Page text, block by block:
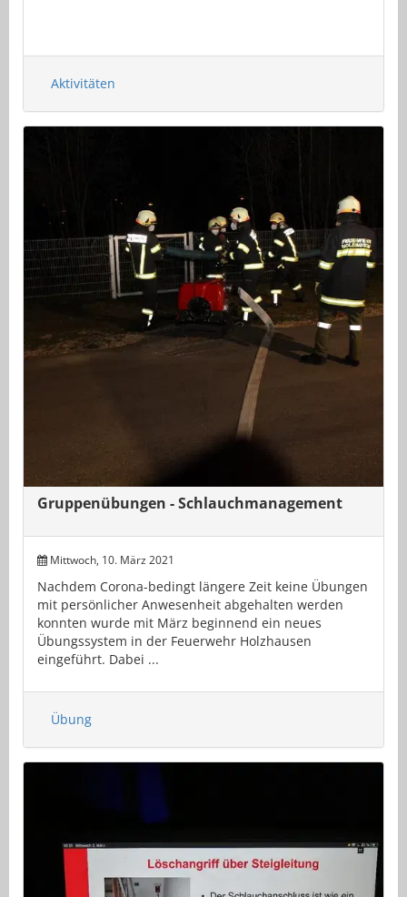
Aktivitäten
Gruppenübungen - Schlauchmanagement
Mittwoch, 10. März 2021
Nachdem Corona-bedingt längere Zeit keine Übungen
mit persönlicher Anwesenheit abgehalten werden
konnten wurde mit März beginnend ein neues
Übungssystem in der Feuerwehr Holzhausen
eingeführt. Dabei ...
Übung